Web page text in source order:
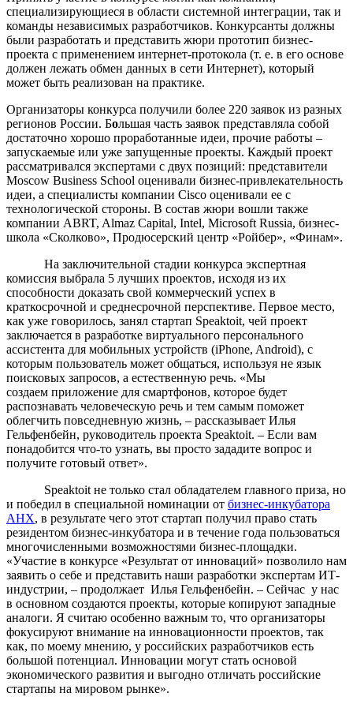
специализирующиеся в области системной интеграции, так и
команды независимых разработчиков. Конкурсанты должны
были разработать и представить жюри прототип бизнес-
проекта с применением интернет-протокола (т. е. в его основе
должен лежать обмен данных в сети Интернет), который
может быть реализован на практике.
Организаторы конкурса получили более 220 заявок из разных
регионов России. Большая часть заявок представляла собой
достаточно хорошо проработанные идеи, прочие работы –
запускаемые или уже запущенные проекты. Каждый проект
рассматривался экспертами с двух позиций: представители
Moscow Business School оценивали бизнес-привлекательность
идеи, а специалисты компании Cisco оценивали ее с
технологической стороны. В состав жюри вошли также
компании ABRT, Almaz Capital, Intel, Microsoft Russia, бизнес-
школа «Сколково», Продюсерский центр «Ройбер», «Финам».
На заключительной стадии конкурса экспертная
комиссия выбрала 5 лучших проектов, исходя из их
способности доказать свой коммерческий успех в
краткосрочной и среднесрочной перспективе. Первое место,
как уже говорилось, занял стартап Speaktoit, чей проект
заключается в разработке виртуального персонального
ассистента для мобильных устройств (iPhone, Android), с
которым пользователь может общаться, используя не язык
поисковых запросов, а естественную речь. «Мы
создаем приложение для смартфонов, которое будет
распознавать человеческую речь и тем самым поможет
облегчить повседневную жизнь, – рассказывает Илья
Гельфенбейн, руководитель проекта Speaktoit. – Если вам
понадобится что-то узнать, вы просто зададите вопрос и
получите готовый ответ».
Speaktoit не только стал обладателем главного приза, но
и победил в специальной номинации от бизнес-инкубатора
АНХ, в результате чего этот стартап получил право стать
резидентом бизнес-инкубатора и в течение года пользоваться
многочисленными возможностями бизнес-площадки.
«Участие в конкурсе «Результат от инноваций» позволило нам
заявить о себе и представить наши разработки экспертам ИТ-
индустрии, – продолжает Илья Гельфенбейн. – Сейчас у нас
в основном создаются проекты, которые копируют западные
аналоги. Я считаю особенно важным то, что организаторы
фокусируют внимание на инновационности проектов, так
как, по моему мнению, у российских разработчиков есть
большой потенциал. Инновации могут стать основой
экономического развития и выгодно отличать российские
стартапы на мировом рынке».